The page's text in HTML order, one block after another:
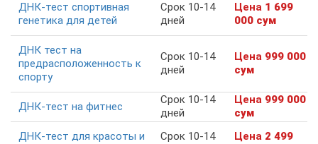
ДНК-тест спортивная
генетика для детей
Срок 10-14
дней
Цена 1 699
000 сум
ДНК тест на
предрасположенность к
спорту
Срок 10-14
дней
Цена 999 000
сум
ДНК-тест на фитнес
Срок 10-14
дней
Цена 999 000
сум
ДНК-тест для красоты и
Срок 10-14
Цена 2 499